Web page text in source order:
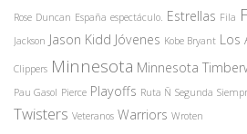
Rose Duncan España espectáculo. Estrellas Fila
Jackson Jason Kidd Jóvenes Kobe Bryant Los
Clippers Minnesota Minnesota
Pau Gasol Pierce Playoffs Ruta Ñ Segunda
Twisters Veteranos Warriors Wroten